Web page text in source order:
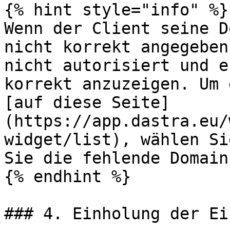
{% hint style="info" %}
Wenn der Client seine
nicht korrekt
nicht autorisiert und
korrekt anzuzeigen.
[auf diese Seite]
(https://app.dastra.eu/
widget/list), wählen
Sie die fehlende
{% endhint %}
### 4. Einholung der